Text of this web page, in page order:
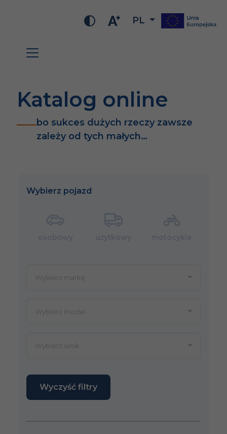
PL
Katalog online
bo sukces dużych rzeczy zawsze
zależy od tych małych…
Wybierz pojazd
Wyczyść filtry